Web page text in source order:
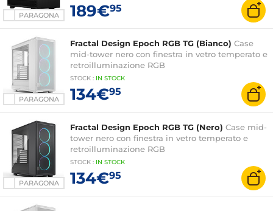
PARAGONA 189€95
PARAGONA
Fractal Design Epoch RGB TG (Bianco) Case
mid-tower nero con finestra in vetro temperato e
retroilluminazione RGB
STOCK : IN STOCK
134€95
PARAGONA
Fractal Design Epoch RGB TG (Nero) Case mid-
tower nero con finestra in vetro temperato e
retroilluminazione RGB
STOCK : IN STOCK
134€95